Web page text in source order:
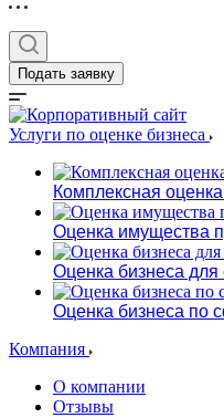
Подать заявку
Услуги по оценке бизнеса
Комплексная
Оценка имущества
Оценка бизнеса
Оценка бизнеса по
Компания
О компании
Отзывы